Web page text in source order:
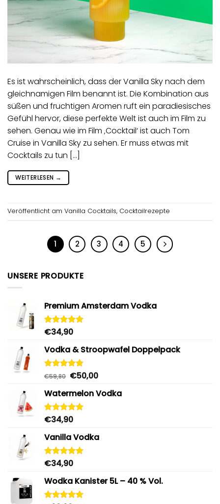
Es ist wahrscheinlich, dass der Vanilla Sky nach dem
gleichnamigen Film benannt ist. Die Kombination aus
süßen und fruchtigen Aromen ruft ein paradiesisches
Gefühl hervor, diese perfekte Welt ist auch im Film zu
sehen. Genau wie im Film ‚Cocktail‘ ist auch Tom
Cruise in Vanilla Sky zu sehen. Er muss etwas mit
Cocktails zu tun […]
WEITERLESEN →
Veröffentlicht am Vanilla Cocktails, Cocktailrezepte
1 2 3 4 5
UNSERE PRODUKTE
Premium Amsterdam Vodka
Bewertet
von 5
€34,90
Vodka & Stroopwafel Doppelpack
Bewertet
von 5
€59,80 Ursprünglicher
war:
€59,80
€50,00Aktueller
ist:
Watermelon Vodka
Bewertet
von 5
€34,90
Vanilla Vodka
Bewertet
von 5
€34,90
Wodka Kanister 5L – 40 % Vol.